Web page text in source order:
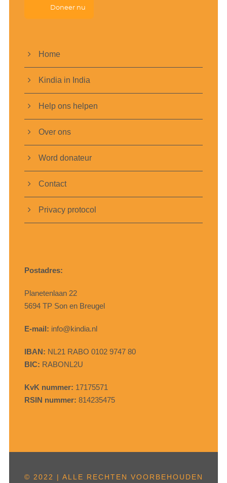
Doneer nu
Home
Kindia in India
Help ons helpen
Over ons
Word donateur
Contact
Privacy protocol
Postadres:
Planetenlaan 22
5694 TP Son en Breugel
E-mail: info@kindia.nl
IBAN: NL21 RABO 0102 9747 80
BIC: RABONL2U
KvK nummer: 17175571
RSIN nummer: 814235475
© 2022 | ALLE RECHTEN VOORBEHOUDEN